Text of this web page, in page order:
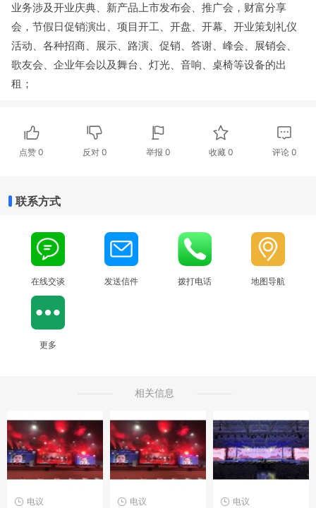
业务涉及开业庆典、新产品上市发布会、推广会，财富分享
会，节假日促销演出、项目开工、开盘、开幕、开业策划礼仪
活动、各种招商、展示、路演、促销、答谢、峰会、展销会、
歌友会、企业年会以及舞台、灯光、音响、桌椅等设备的出
租；
点赞0 反对 0 举报 0 收藏 0 评论 0
联系方式
在线交谈 发送信件 拨打电话 地图导航
更多
相关信息
电议 电议 电议